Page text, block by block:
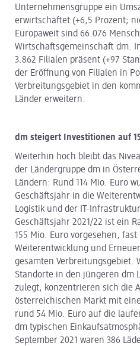
Unternehmensgruppe ein
erwirtschaftet (+6,5 Prozent;
Europaweit sind 66.076
Wirtschaftsgemeinschaft dm.
3.862 Filialen präsent (+97
der Eröffnung von Filialen in
Verbreitungsgebiet in den
Länder erweitern.
dm steigert Investitionen auf
Weiterhin hoch bleibt das
der Ländergruppe dm in
Ländern: Rund 114 Mio. Euro
Geschäftsjahr in die
Logistik und der IT-
Geschäftsjahr 2021/22 ist ein
155 Mio. Euro vorgesehen,
Weiterentwicklung und
gesamten Verbreitungsgebiet.
Standorte in den jüngeren dm
zulegt, konzentrieren sich die
österreichischen Markt mit
rund 54 Mio. Euro auf die
dm typischen
September 2021 waren 386